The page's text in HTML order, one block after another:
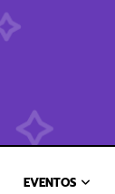
EVENTOS